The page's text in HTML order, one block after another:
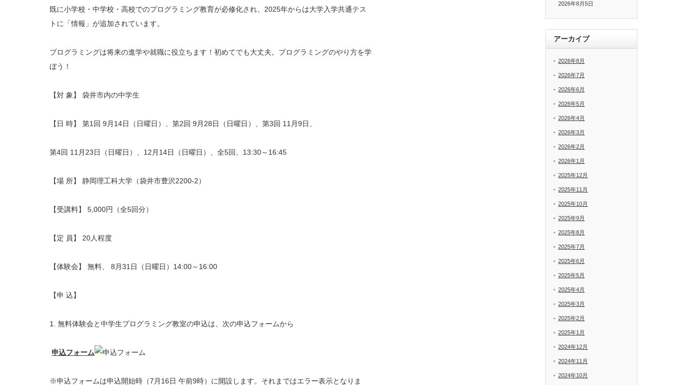
既に小学校・中学校・高校でのプログラミング教育が必修化され、2025年からは大学入学共通テス
トに「情報」が追加されています。
プログラミングは将来の進学や就職に役立ちます！初めてでも大丈夫。プログラミングのやり方を学
ぼう！
【対 象】 袋井市内の中学生
【日 時】 第1回 9月14日（日曜日）、第2回 9月28日（日曜日）、第3回 11月9日、
第4回 11月23日（日曜日）、12月14日（日曜日）、全5回、13:30～16:45
【場 所】 静岡理工科大学（袋井市豊沢2200-2）
【受講料】 5,000円（全5回分）
【定 員】 20人程度
【体験会】 無料、 8月31日（日曜日）14:00～16:00
【申 込】
1. 無料体験会と中学生プログラミング教室の申込は、次の申込フォームから
申込フォーム
※申込フォームは申込開始時（7月16日 午前9時）に開設します。それまではエラー表示となりま
2026年8月5日
アーカイブ
2026年8月
2026年7月
2026年6月
2026年5月
2026年4月
2026年3月
2026年2月
2026年1月
2025年12月
2025年11月
2025年10月
2025年9月
2025年8月
2025年7月
2025年6月
2025年5月
2025年4月
2025年3月
2025年2月
2025年1月
2024年12月
2024年11月
2024年10月